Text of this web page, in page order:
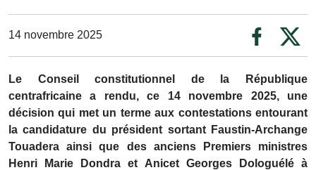
14 novembre 2025
Le Conseil constitutionnel de la République
centrafricaine a rendu, ce 14 novembre 2025, une
décision qui met un terme aux contestations entourant
la candidature du président sortant Faustin-Archange
Touadera ainsi que des anciens Premiers ministres
Henri Marie Dondra et Anicet Georges Dologuélé à